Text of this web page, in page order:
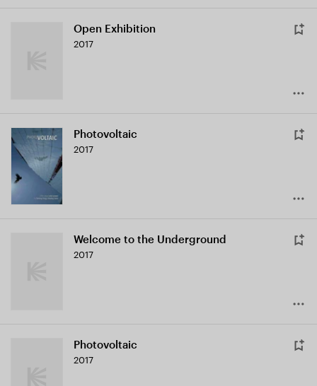
Open Exhibition
2017
Photovoltaic
2017
Welcome to the Underground
2017
Photovoltaic
2017